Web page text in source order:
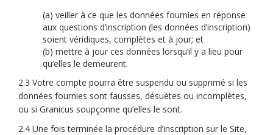
(a) veiller à ce que les données fournies en réponse
aux questions d’inscription (les données d’inscription)
soient véridiques, complètes et à jour; et
(b) mettre à jour ces données lorsqu’il y a lieu pour
qu’elles le demeurent.
2.3 Votre compte pourra être suspendu ou supprimé si les
données fournies sont fausses, désuètes ou incomplètes,
ou si Granicus soupçonne qu’elles le sont.
2.4 Une fois terminée la procédure d’inscription sur le Site,